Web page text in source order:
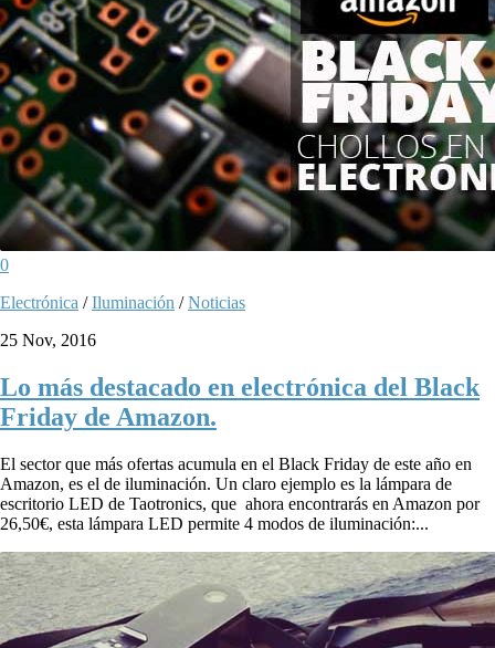
0
Electrónica /Iluminación /Noticias
25 Nov, 2016
Lo más destacado en electrónica del Black
Friday de Amazon.
El sector que más ofertas acumula en el Black Friday de este año en
Amazon, es el de iluminación. Un claro ejemplo es la lámpara de
escritorio LED de Taotronics, que ahora encontrarás en Amazon por
26,50€, esta lámpara LED permite 4 modos de iluminación:...